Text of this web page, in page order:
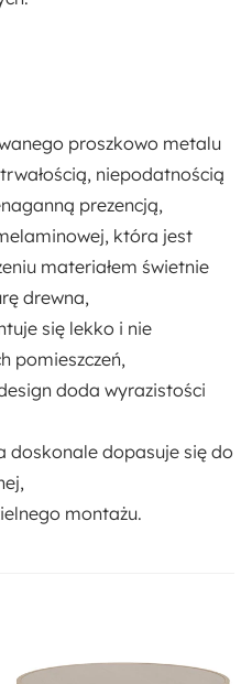
proszkowo metalu
niepodatnością
prezencją,
która jest
materiałem świetnie
drewna,
się lekko i nie
pomieszczeń,
doda wyrazistości
doskonale dopasuje się do
montażu.